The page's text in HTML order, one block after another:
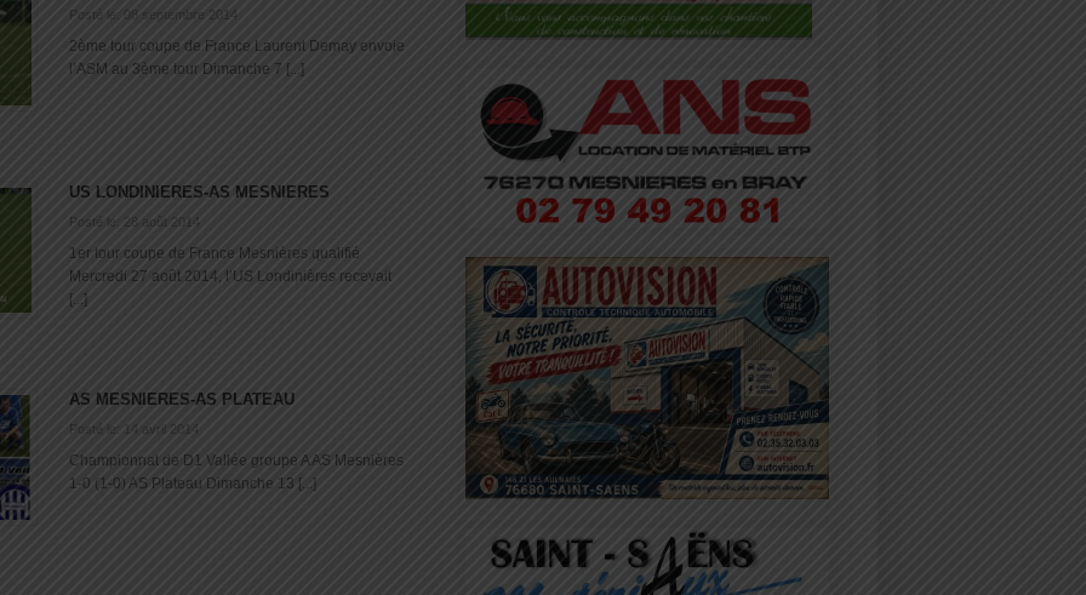
Posté le: 08 septembre 2014
2ème tour coupe de France Laurent Demay envoie
l’ASM au 3ème tour Dimanche 7 [...]
US LONDINIERES-AS MESNIERES
Posté le: 28 août 2014
1er tour coupe de France Mesnières qualifié
Mercredi 27 août 2014, l’US Londinières recevait
[...]
AS MESNIERES-AS PLATEAU
Posté le: 14 avril 2014
Championnat de D1 Vallée groupe A AS Mesnières
1-0 (1-0) AS Plateau Dimanche 13 [...]